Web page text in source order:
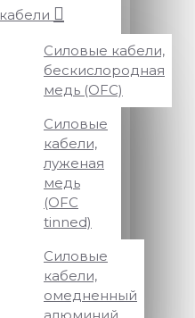
кабели
Силовые кабели,
бескислородная
медь (OFC)
Силовые
кабели,
луженая
медь
(OFC
tinned)
Силовые
кабели,
омедненный